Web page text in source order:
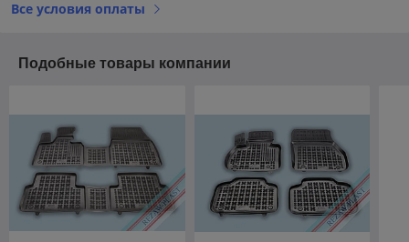
Все условия оплаты
Подобные товары компании